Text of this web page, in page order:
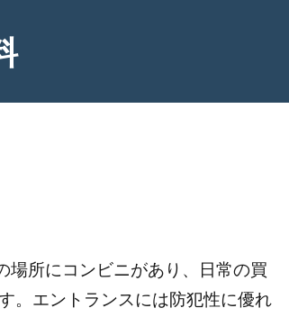
場所にコンビニがあり、日常の買
。エントランスには防犯性に優れ